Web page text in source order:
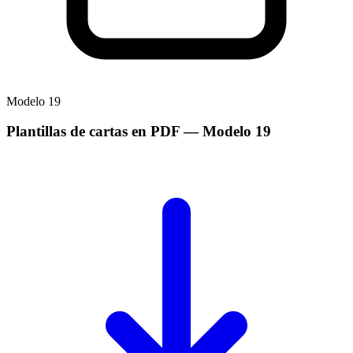
Modelo 19
Plantillas de cartas en PDF— Modelo 19